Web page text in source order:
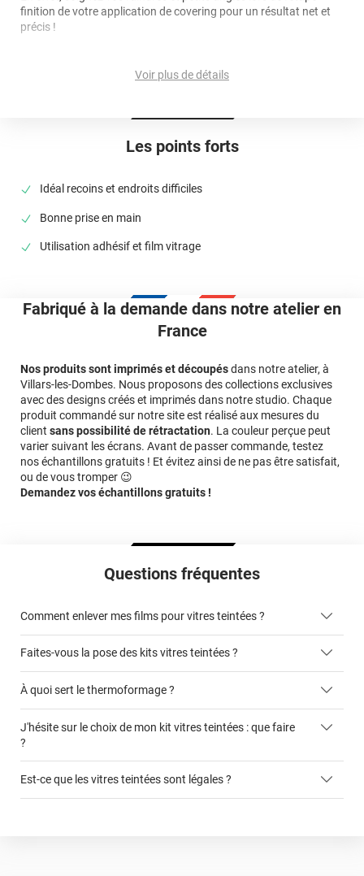
Les points forts
Idéal recoins et endroits difficiles
Bonne prise en main
Utilisation adhésif et film vitrage
Fabriqué à la demande dans notre atelier en
France
Nos produits sont imprimés et découpésdans notre atelier, à
Villars-les-Dombes. Nous proposons des collections exclusives
avec des designs créés et imprimés dans notre studio. Chaque
produit commandé sur notre site est réalisé aux mesures du
client sans possibilité de rétractation. La couleur perçue peut
varier suivant les écrans. Avant de passer commande, testez
nos échantillons gratuits ! Et évitez ainsi de ne pas être satisfait,
ou de vous tromper 😉
Demandez vos échantillons gratuits !
Questions fréquentes
Comment enlever mes films pour vitres teintées ?
ici
Faites-vous la pose des kits vitres teintées ?
kits vitres teintées
À quoi sert le thermoformage ?
faciliter la pose du film sur la vitre
J'hésite sur le choix de mon kit vitres teintées : que faire
?
Est-ce que les vitres teintées sont légales ?
finition de votre application de covering pour un résultat net et
précis !
Voir plus de détails